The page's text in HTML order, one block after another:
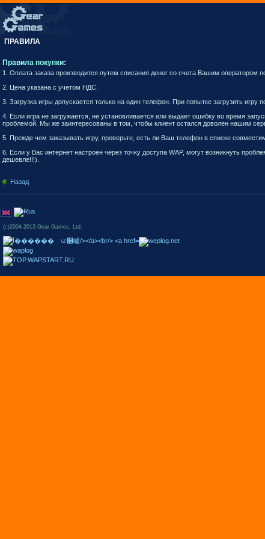
ПРАВИЛА
Правила покупки:
1. Оплата заказа производится путем списания денег со счета Вашим
2. Цена указана c учетом НДС.
3. Загрузка игры допускается только на один телефон. При попытке загрузить
4. Если игра не загружается, не установливается или выдает ошибку во время
проблемой. Мы же заинтересованы в том, чтобы клиент остался доволен нашим
5. Прежде чем заказывать игру, проверьте, есть ли Ваш телефон в списке
6. Если у Вас интернет настроен через точку доступа WAP, могут возникнуть
дешевле!!!).
Назад
(c)2004-2013 Gear Games, Ltd.